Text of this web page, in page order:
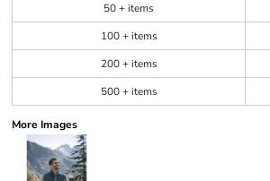
50 + items
100 + items
200 + items
500 + items
More Images